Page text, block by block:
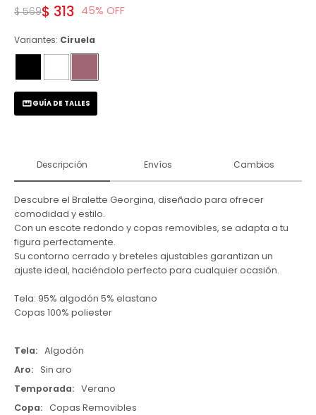
$ 313
$ 569 45
Variantes: Ciruela
GUÍA DE TALLES
Descripción Envíos Cambios
Descubre el Bralette Georgina, diseñado para ofrecer
comodidad y estilo.
Con un escote redondo y copas removibles, se adapta a tu
figura perfectamente.
Su contorno cerrado y breteles ajustables garantizan un
ajuste ideal, haciéndolo perfecto para cualquier ocasión.
Tela: 95% algodón 5% elastano
Copas 100% poliester
Tela
Algodón
Aro
Sin aro
Temporada
Verano
Copa
Copas Removibles